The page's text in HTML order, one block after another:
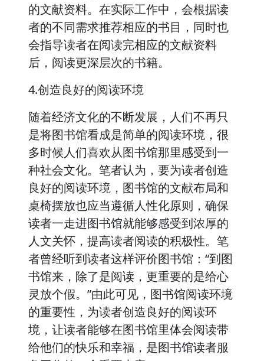
的文献资料。在实际工作中，会根据读
者的不同需求推荐相应的书目，同时也
会指导读者在阅读完相应的文献资料
后，阅读更深层次的书籍。
4.创造良好的阅读环境
随着经济文化的不断发展，人们不再只
是将图书馆看成是简单的阅读环境，很
多时候人们喜欢从图书馆那里感受到一
种社会文化。笔者认为，要为读者创造
良好的阅读环境，图书馆的文献布局和
桌椅摆放也应当遵循人性化原则，确保
读者一走进图书馆就能够感受到浓厚的
人文关怀，提高读者阅读的积极性。笔
者曾经听到读者这样评价图书馆：“到图
书馆来，除了是阅读，更重要的是给心
灵放个假。”由此可见，图书馆阅读环境
的重要性，为读者创造良好的阅读环
境，让读者能够在图书馆里体会阅读带
给他们的快乐和幸福，是图书馆读者服